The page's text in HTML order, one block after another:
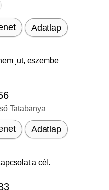
Adatlap
jut, eszembe
Tatabánya
Adatlap
a cél.